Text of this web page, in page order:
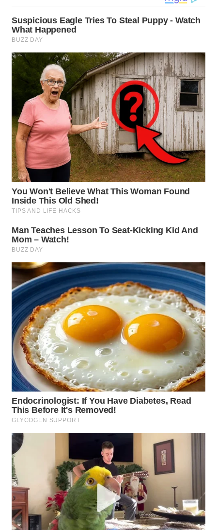
WN
MALUT
WN
DAIRI
DANAU
TOBA
WN
NIAS
WN
LANGKAT
WN
TAPANULI
SELATAN
WN
TANJUNG
LESUNG
WN
KARO
WN
SIMALUNGUN
WN
LABUHANBATU
WN
TAPANULI
WN
TINGGI